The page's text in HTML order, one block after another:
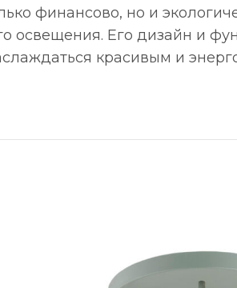
финансово, но и
освещения. Его дизайн и
красивым и